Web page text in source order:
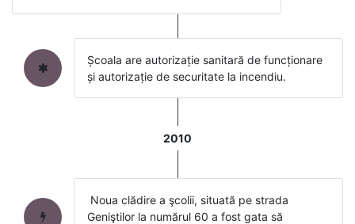
Școala are autorizație sanitară de funcționare
și autorizație de securitate la incendiu.
2010
Noua clădire a şcolii, situată pe strada
Geniştilor la numărul 60 a fost gata să